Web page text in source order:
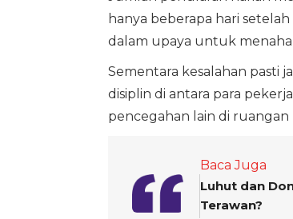
hanya beberapa hari
dalam upaya untuk
Sementara kesalahan pasti
disiplin di antara para
pencegahan lain di
Baca Juga
Luhut dan
Terawan?